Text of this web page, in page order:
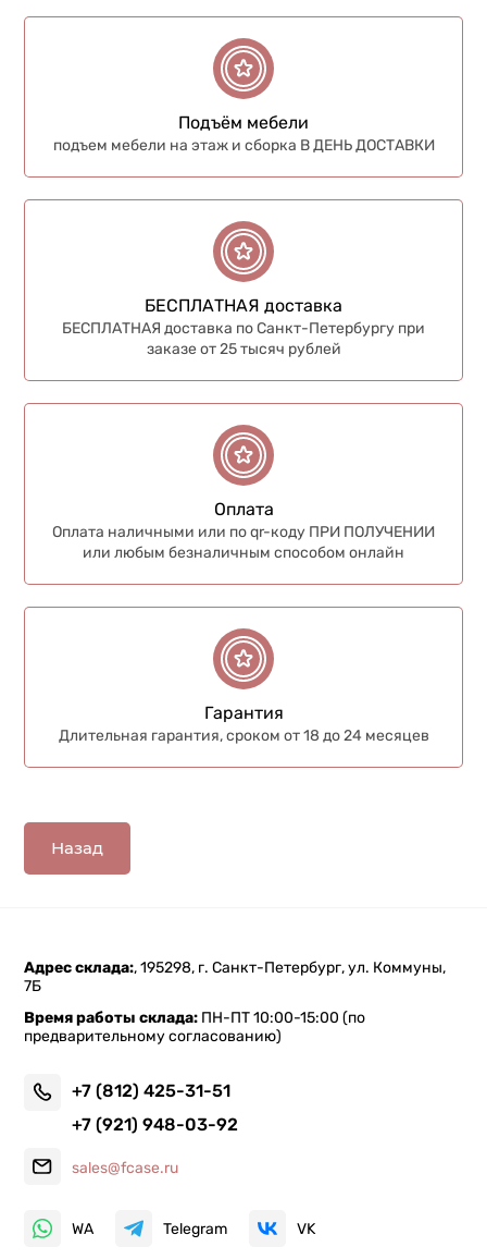
Подъём мебели
подъем мебели на этаж и сборка В ДЕНЬ ДОСТАВКИ
БЕСПЛАТНАЯ доставка
БЕСПЛАТНАЯ доставка по Санкт-Петербургу при
заказе от 25 тысяч рублей
Оплата
Оплата наличными или по qr-коду ПРИ ПОЛУЧЕНИИ
или любым безналичным способом онлайн
Гарантия
Длительная гарантия, сроком от 18 до 24 месяцев
Назад
Адрес склада:, 195298, г. Санкт-Петербург, ул. Коммуны,
7Б
Время работы склада: ПН-ПТ 10:00-15:00 (по
предварительному согласованию)
+7 (812) 425-31-51
+7 (921) 948-03-92
sales@fcase.ru
WA Telegram VK